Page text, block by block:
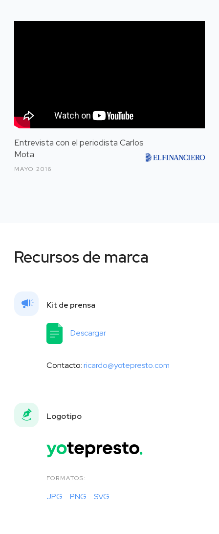
Entrevista con el periodista Carlos
Mota
MAYO 2016
Recursos de marca
Kit de prensa
Descargar
Contacto:ricardo@yotepresto.com
Logotipo
FORMATOS:
JPG PNG SVG